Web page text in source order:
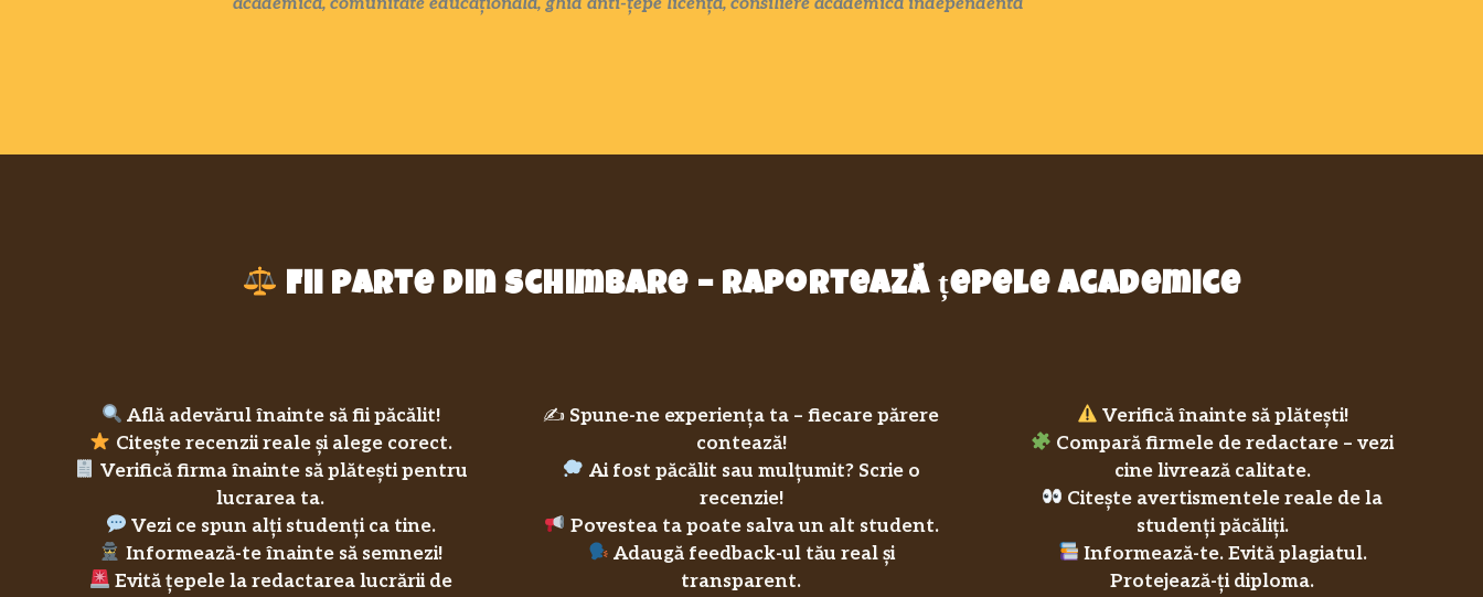
Fii parte din schimbare – raportează țepele academice
Află adevărul înainte să fii păcălit!
Citește recenzii reale și alege corect.
Verifică firma înainte să plătești pentru
lucrarea ta.
Vezi ce spun alți studenți ca tine.
Informează-te înainte să semnezi!
Evită țepele la redactarea lucrării de
✍️ Spune-ne experiența ta – fiecare părere
contează!
Ai fost păcălit sau mulțumit? Scrie o
recenzie!
Povestea ta poate salva un alt student.
Adaugă feedback-ul tău real și
transparent.
Verifică înainte să plătești!
Compară firmele de redactare – vezi
cine livrează calitate.
Citește avertismentele reale de la
studenți păcăliți.
Informează-te. Evită plagiatul.
Protejează-ți diploma.